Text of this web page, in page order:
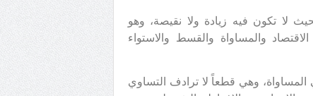
لا تكون فيه زيادة ولا نقيصة، وهو
والمساواة والقسط والاستواء
وهي قطعاً لا ترادف التساوي